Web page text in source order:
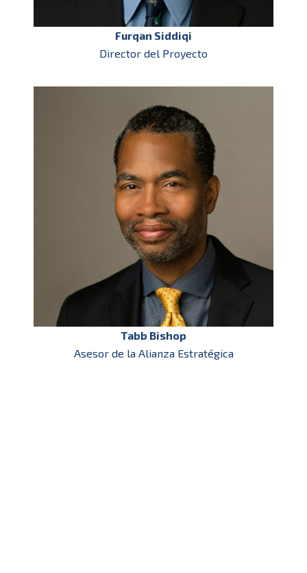
Furqan Siddiqi
Director del Proyecto
Tabb Bishop
Asesor de la Alianza Estratégica